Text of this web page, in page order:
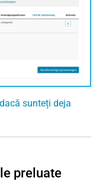
sunteți deja
preluate